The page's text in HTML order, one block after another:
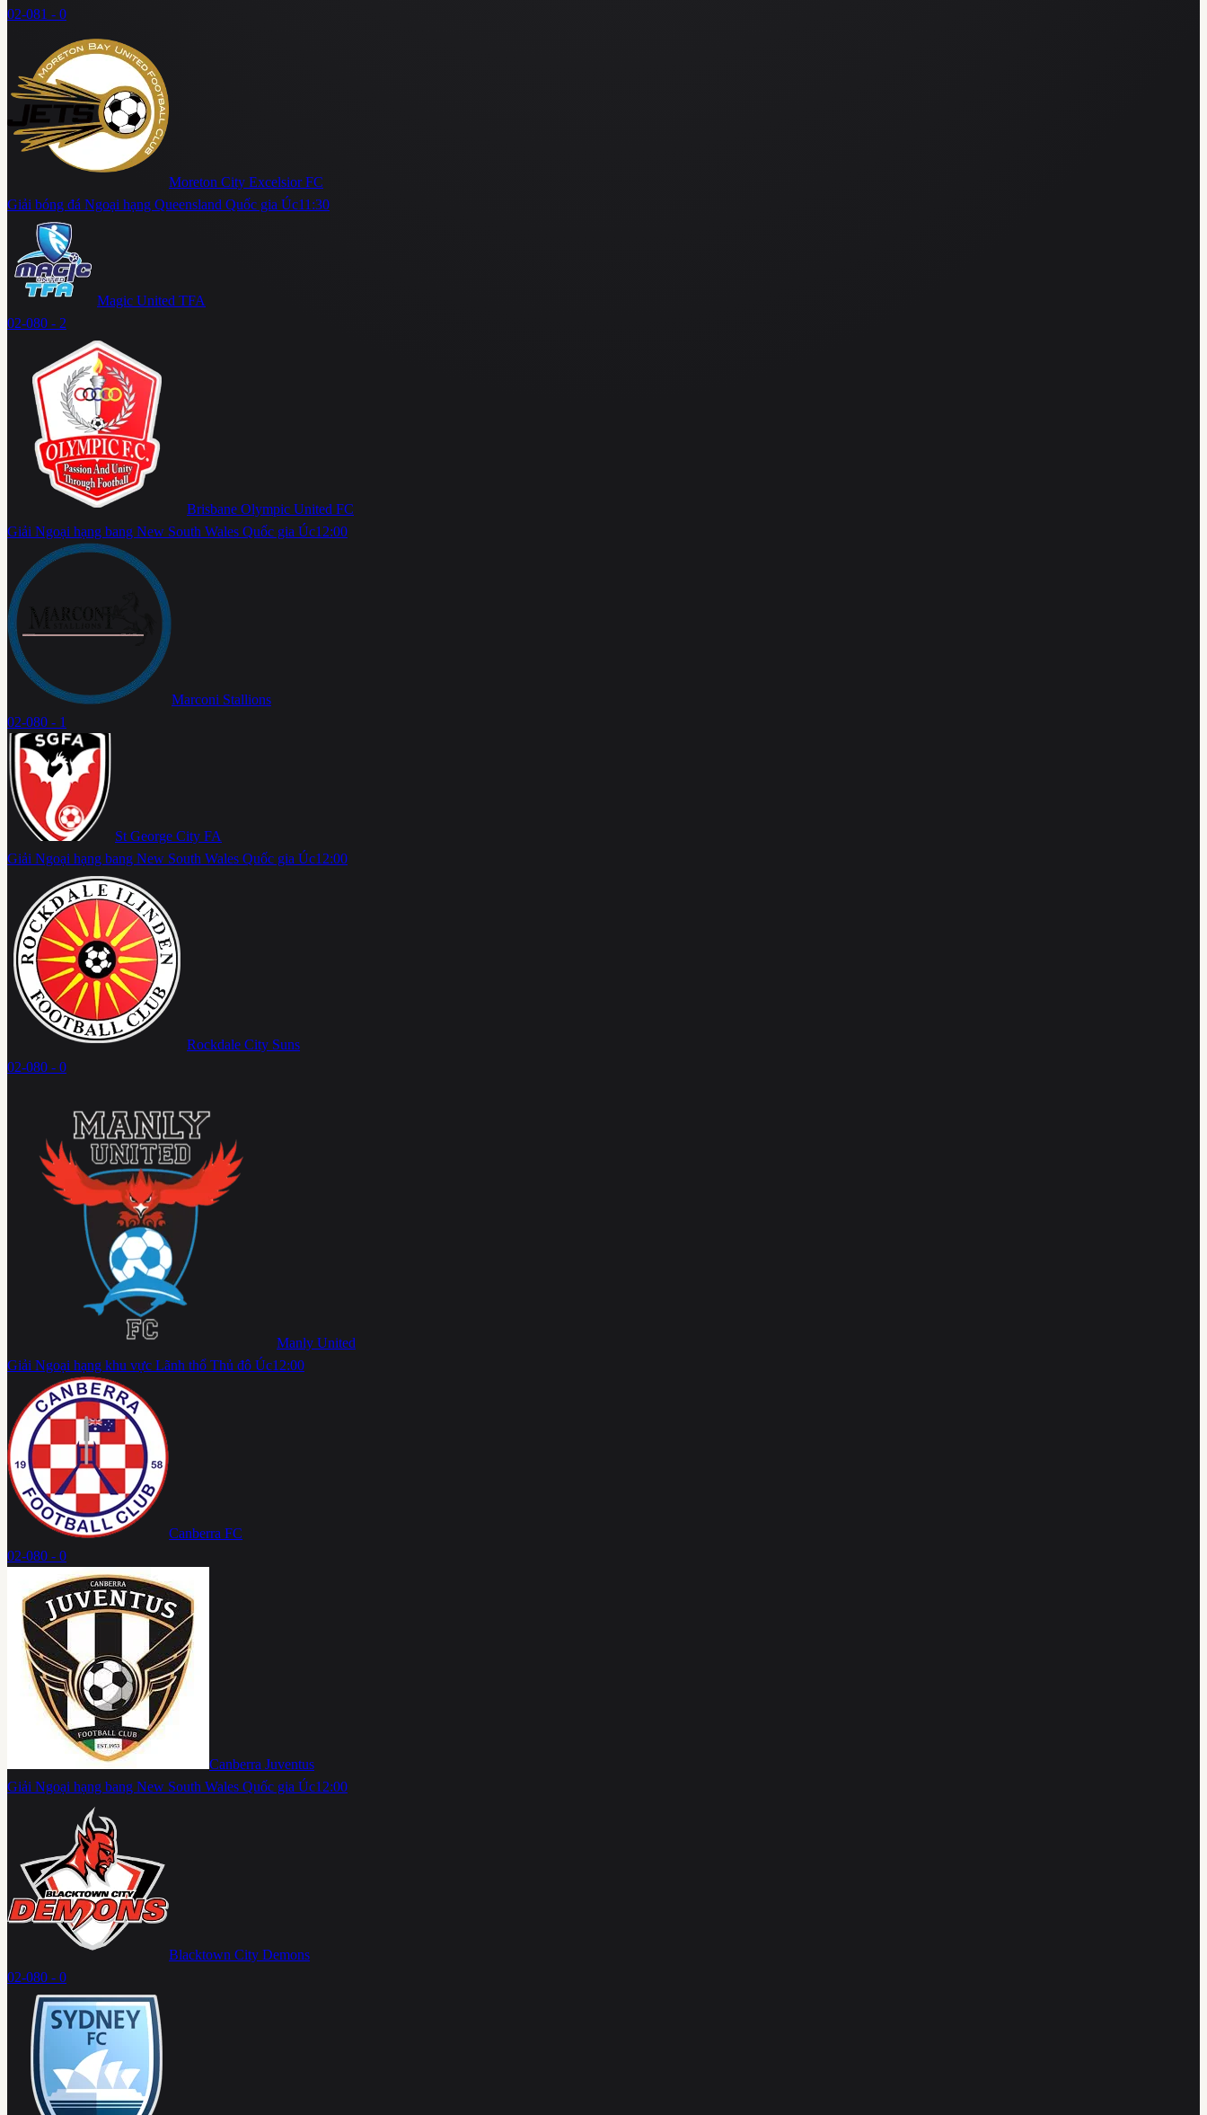
02-081 - 0
Moreton City Excelsior FC
Giải bóng đá Ngoại hạng Queensland Quốc gia Úc11:30
Magic United TFA
02-080 - 2
Brisbane Olympic United FC
Giải Ngoại hạng bang New South Wales Quốc gia Úc12:00
Marconi Stallions
02-080 - 1
St George City FA
Giải Ngoại hạng bang New South Wales Quốc gia Úc12:00
Rockdale City Suns
02-080 - 0
Manly United
Giải Ngoại hạng khu vực Lãnh thổ Thủ đô Úc12:00
Canberra FC
02-080 - 0
Canberra Juventus
Giải Ngoại hạng bang New South Wales Quốc gia Úc12:00
Blacktown City Demons
02-080 - 0